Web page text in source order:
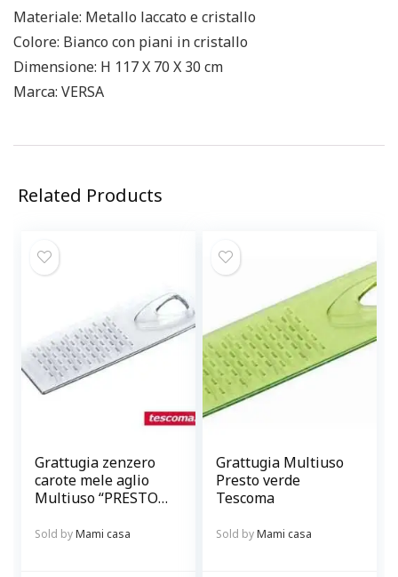
Materiale: Metallo laccato e cristallo
Colore: Bianco con piani in cristallo
Dimensione: H 117 X 70 X 30 cm
Marca: VERSA
Related Products
Grattugia zenzero
carote mele aglio
Multiuso “PRESTO”
Sold byMami casa
Grattugia Multiuso
Presto verde
Tescoma
Sold byMami casa